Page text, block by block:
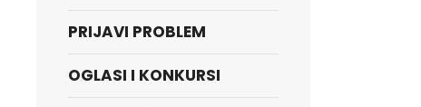
PRIJAVI PROBLEM
OGLASI I KONKURSI